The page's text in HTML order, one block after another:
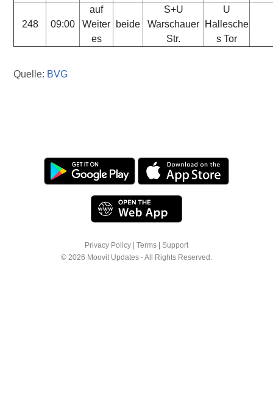
248 09:00
auf
Weiter
es
beide
S+U
Warschauer
Str.
U
Hallesche
s Tor
Quelle: BVG
Privacy Policy Terms
Support
© 2026 Moovit Updates - All Rights Reserved.